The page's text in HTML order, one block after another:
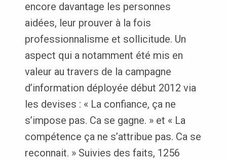
encore davantage les personnes
aidées, leur prouver à la fois
professionnalisme et sollicitude. Un
aspect qui a notamment été mis en
valeur au travers de la campagne
d’information déployée début 2012 via
les devises : « La confiance, ça ne
s’impose pas. Ca se gagne. » et « La
compétence ça ne s’attribue pas. Ca se
reconnait. » Suivies des faits, 1256